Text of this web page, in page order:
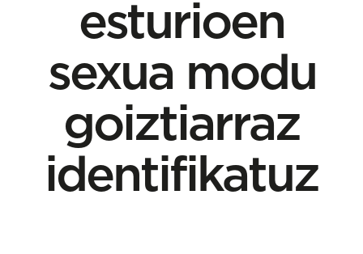
esturioen
sexua modu
goiztiarraz
identifikatuz